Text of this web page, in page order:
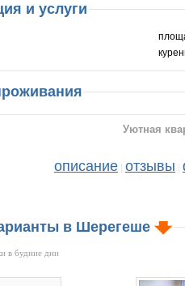
и услуги
Уютная
описание отзывы
в Шерегеше
в будние дни